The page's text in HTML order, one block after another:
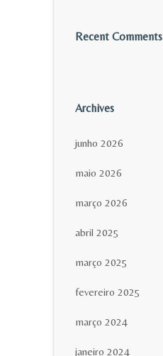
Recent Comments
Archives
junho 2026
maio 2026
março 2026
abril 2025
março 2025
fevereiro 2025
março 2024
janeiro 2024